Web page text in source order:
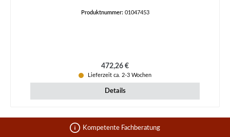
Produktnummer: 01047453
Regulärer Preis:
472,26 €
Lieferzeit ca. 2-3 Wochen
Details
Kompetente Fachberatung